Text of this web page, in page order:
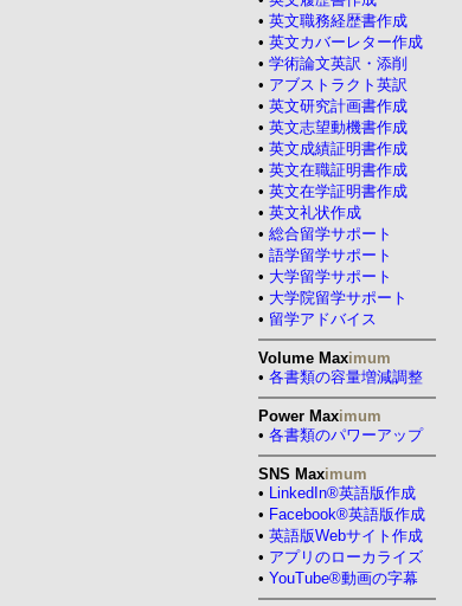
• 英文職務経歴書作成
• 英文カバーレター作成
• 学術論文英訳・添削
• アブストラクト英訳
• 英文研究計画書作成
• 英文志望動機書作成
• 英文成績証明書作成
• 英文在職証明書作成
• 英文在学証明書作成
• 英文礼状作成
• 総合留学サポート
• 語学留学サポート
• 大学留学サポート
• 大学院留学サポート
• 留学アドバイス
Volume Maximum
• 各書類の容量増減調整
Power Maximum
• 各書類のパワーアップ
SNS Maximum
• LinkedIn®英語版作成
• Facebook®英語版作成
• 英語版Webサイト作成
• アプリのローカライズ
• YouTube®動画の字幕